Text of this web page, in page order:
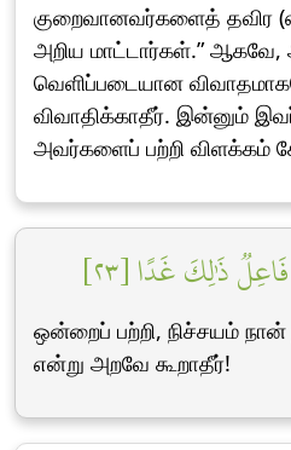
குறைவானவர்களைத் தவிர
அறிய மாட்டார்கள்.” ஆகவே,
வெளிப்படையான
விவாதிக்காதீர். இன்னும்
அவர்களைப் பற்றி விளக்கம்
ذَٰلِكَ غَدًا [٢٣]
ஒன்றைப் பற்றி, நிச்சயம்
என்று அறவே கூறாதீர்!